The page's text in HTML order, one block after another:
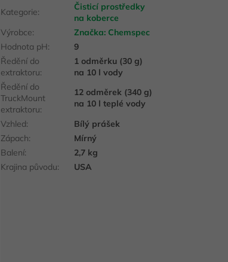
Kategorie:
Čisticí prostředky
na koberce
Výrobce: Značka: Chemspec
Hodnota pH:
9
Ředění do
extraktoru:
1 odměrku (30 g)
na 10 l vody
Ředění do
TruckMount
extraktoru:
12 odměrek (340 g)
na 10 l teplé vody
Vzhled:
Bílý prášek
Zápach:
Mírný
Balení:
2,7 kg
Krajina původu: USA